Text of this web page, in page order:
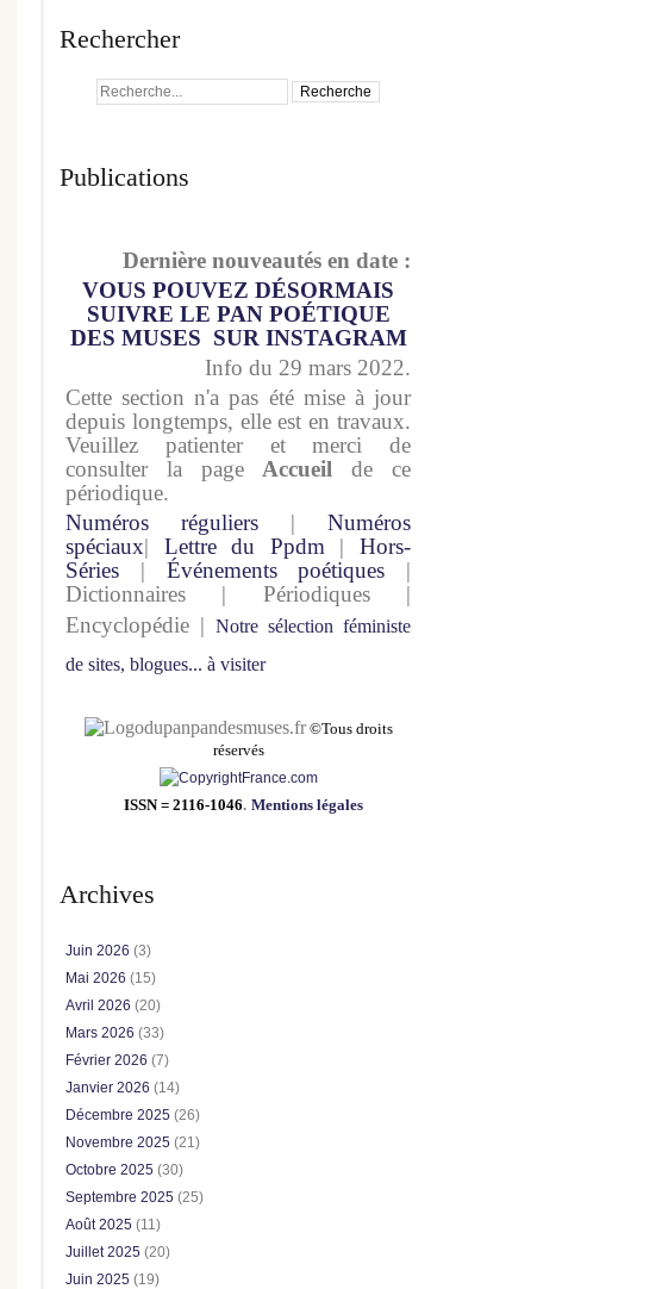
Rechercher
Publications
Dernière nouveautés en date :
VOUS POUVEZ DÉSORMAIS
SUIVRE LE PAN POÉTIQUE
DES MUSES SUR INSTAGRAM
Info du 29 mars 2022.
Cette section n'a pas été mise à jour
depuis longtemps, elle est en travaux.
Veuillez patienter et merci de
consulter la page Accueil de ce
périodique.
Numéros réguliers | Numéros
spéciaux| Lettre du Ppdm |Hors-
Séries | Événements poétiques |
Dictionnaires | Périodiques |
Encyclopédie | Notre sélection féministe
de sites, blogues... à visiter
pandesmuses.fr ©Tous droits
réservés
ISSN = 2116-1046. Mentions légales
Archives
Juin 2026 (3)
Mai 2026 (15)
Avril 2026 (20)
Mars 2026 (33)
Février 2026 (7)
Janvier 2026 (14)
Décembre 2025 (26)
Novembre 2025 (21)
Octobre 2025 (30)
Septembre 2025 (25)
Août 2025 (11)
Juillet 2025 (20)
Juin 2025 (19)